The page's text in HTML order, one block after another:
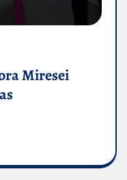
Miresei